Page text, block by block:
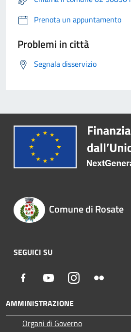
Prenota un appuntamento
Problemi in città
Segnala disservizio
Comune di Rosate
SEGUICI SU
Facebook YoutubeInstagram
AMMINISTRAZIONE
Organi di Governo